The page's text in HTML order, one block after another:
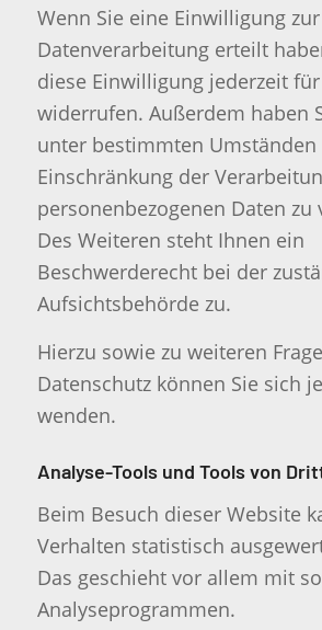
Wenn Sie eine Einwilligung zur
Datenverarbeitung erteilt
diese Einwilligung jederzeit
widerrufen. Außerdem haben
unter bestimmten Umständen
Einschränkung der
personenbezogenen Daten zu
Des Weiteren steht Ihnen ein
Beschwerderecht bei der
Aufsichtsbehörde zu.
Hierzu sowie zu weiteren
Datenschutz können Sie sich
wenden.
Analyse-Tools und Tools von
Beim Besuch dieser Website
Verhalten statistisch
Das geschieht vor allem mit
Analyseprogrammen.